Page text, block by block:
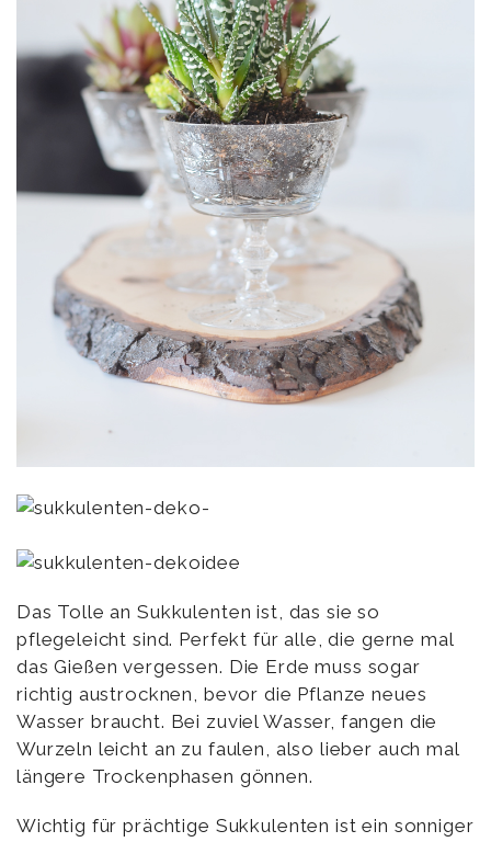
Das Tolle an Sukkulenten ist, das sie so
pflegeleicht sind. Perfekt für alle, die gerne mal
das Gießen vergessen. Die Erde muss sogar
richtig austrocknen, bevor die Pflanze neues
Wasser braucht. Bei zuviel Wasser, fangen die
Wurzeln leicht an zu faulen, also lieber auch mal
längere Trockenphasen gönnen.
Wichtig für prächtige Sukkulenten ist ein sonniger